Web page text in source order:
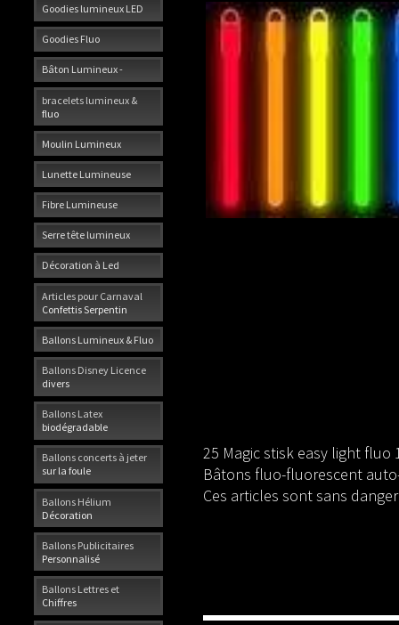
Goodies lumineux LED
Goodies Fluo
Bâton Lumineux -
bracelets lumineux &
fluo
Moulin Lumineux
Lunette Lumineuse
Fibre Lumineuse
Serre tête lumineux
Décoration à Led
Articles pour Carnaval
Confettis Serpentin
Ballons Lumineux & Fluo
Ballons Disney Licence
divers
Ballons Latex
biodégradable
Ballons concerts à jeter
sur la foule
Ballons Hélium
Décoration
Ballons Publicitaires
Personnalisé
Ballons Lettres et
Chiffres
25 Magic stisk easy light fluo
Bâtons fluo-fluorescent
Ces articles sont sans